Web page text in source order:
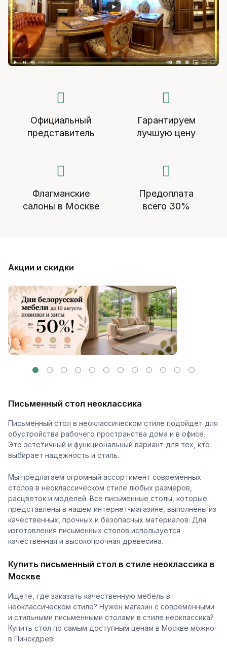
Официальный
представитель
Гарантируем
лучшую цену
Флагманские
салоны в Москве
Предоплата
всего 30%
Акции и скидки
Письменный стол неоклассика
Письменный стол в неоклассическом стиле подойдет для
обустройства рабочего пространства дома и в офисе.
Это эстетичный и функциональный вариант для тех, кто
выбирает надежность и стиль.
Мы предлагаем огромный ассортимент современных
столов в неоклассическом стиле любых размеров,
расцветок и моделей. Все письменные столы, которые
представлены в нашем интернет-магазине, выполнены из
качественных, прочных и безопасных материалов. Для
изготовления письменных столов используется
качественная и высокопрочная древесина.
Купить письменный стол в стиле неоклассика в
Москве
Ищете, где заказать качественную мебель в
неоклассическом стиле? Нужен магазин с современными
и стильными письменными столами в стиле неоклассика?
Купить стол по самым доступным ценам в Москве можно
в Пинскдрев!